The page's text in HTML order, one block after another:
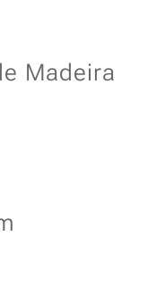
Madeira